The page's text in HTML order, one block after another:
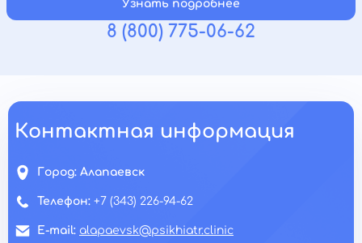
Узнать подробнее
8 (800) 775-06-62
Контактная информация
Город: Алапаевск
Телефон: +7 (343) 226-94-62
E-mail: alapaevsk@psikhiatr.clinic